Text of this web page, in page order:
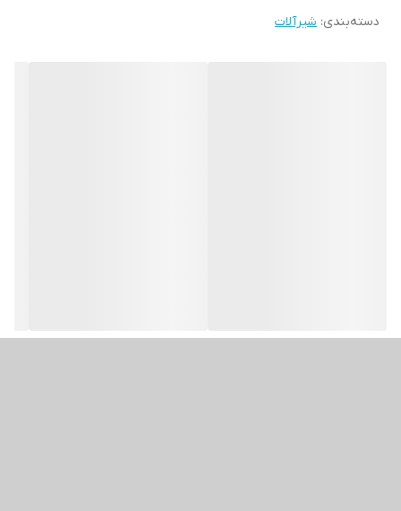
دسته‌بندی: شیرآلات